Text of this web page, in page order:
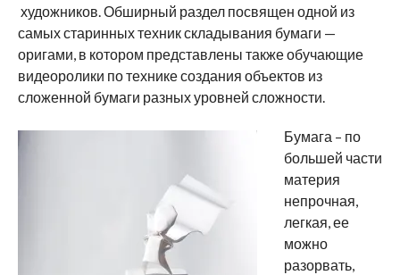
художников. Обширный раздел посвящен одной из
самых старинных техник складывания бумаги —
оригами, в котором представлены также обучающие
видеоролики по технике создания объектов из
сложенной бумаги разных уровней сложности.
Бумага – по
большей части
материя
непрочная,
легкая, ее
можно
разорвать,